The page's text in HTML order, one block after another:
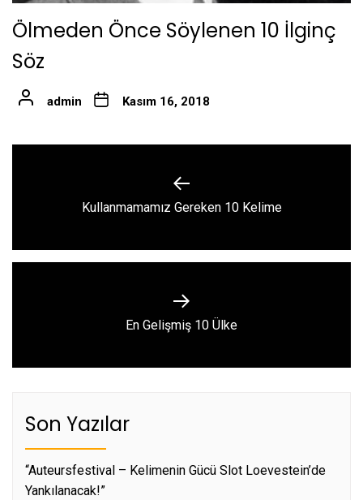
Ölmeden Önce Söylenen 10 İlginç
Söz
admin Kasım 16, 2018
Previous
Kullanmamamız Gereken 10 Kelime
Next
En Gelişmiş 10 Ülke
Son Yazılar
“Auteursfestival – Kelimenin Gücü Slot Loevestein’de
Yankılanacak!”